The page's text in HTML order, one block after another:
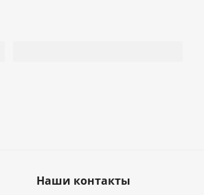
Наши контакты